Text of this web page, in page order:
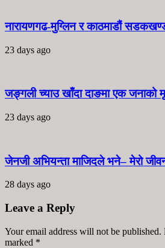
नारायणगढ-मुग्लिन र काठमाडौं
23 days ago
जङ्गली च्याउ खाँदा दाङमा एक जनाको
23 days ago
जेनजी अभियन्ता माजिदले भने– मेरो
28 days ago
Leave a Reply
Your email address will not be published.
marked *